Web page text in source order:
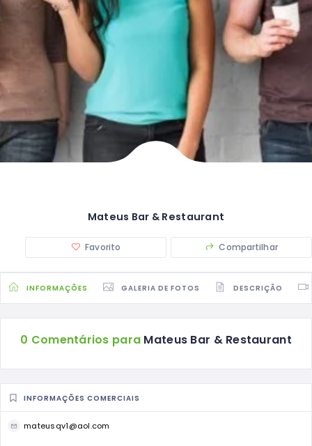
Mateus Bar & Restaurant
Favorito Compartilhar
INFORMAÇÕES GALERIA DE FOTOS DESCRIÇÃO
0 Comentários para Mateus Bar & Restaurant
INFORMAÇÕES COMERCIAIS
mateusqv1@aol.com